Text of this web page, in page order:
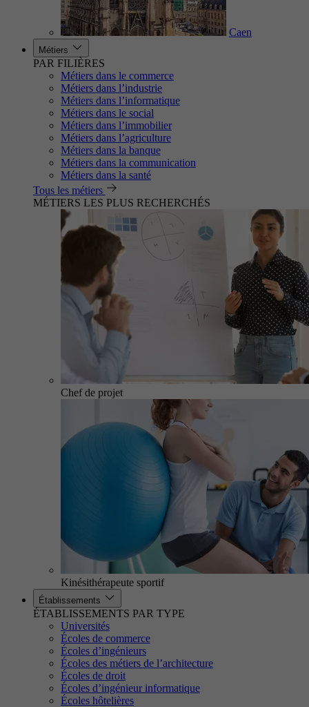
Caen
Métiers
PAR FILIÈRES
Métiers dans le commerce
Métiers dans l’industrie
Métiers dans l’informatique
Métiers dans le social
Métiers dans l’immobilier
Métiers dans l’agriculture
Métiers dans la banque
Métiers dans la communication
Métiers dans la santé
Tous les métiers
MÉTIERS LES PLUS RECHERCHÉS
Chef de projet
Kinésithérapeute sportif
Établissements
ÉTABLISSEMENTS PAR TYPE
Universités
Écoles de commerce
Écoles d’ingénieurs
Écoles des métiers de l’architecture
Écoles de droit
Écoles d’ingénieur informatique
Écoles hôtelières